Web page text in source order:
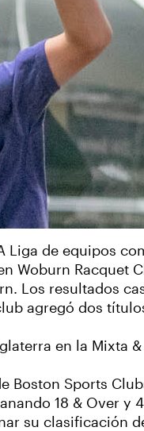
Liga de equipos
Woburn Racquet
Los resultados
agregó dos
en la Mixta
Boston Sports
18 & Over
su clasificación